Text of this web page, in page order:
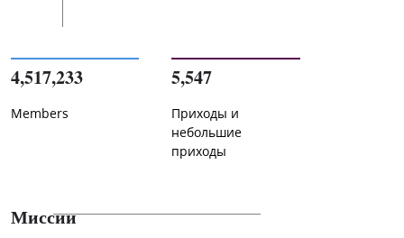
4,517,233
Members
5,547
Приходы и
небольшие
приходы
Миссии